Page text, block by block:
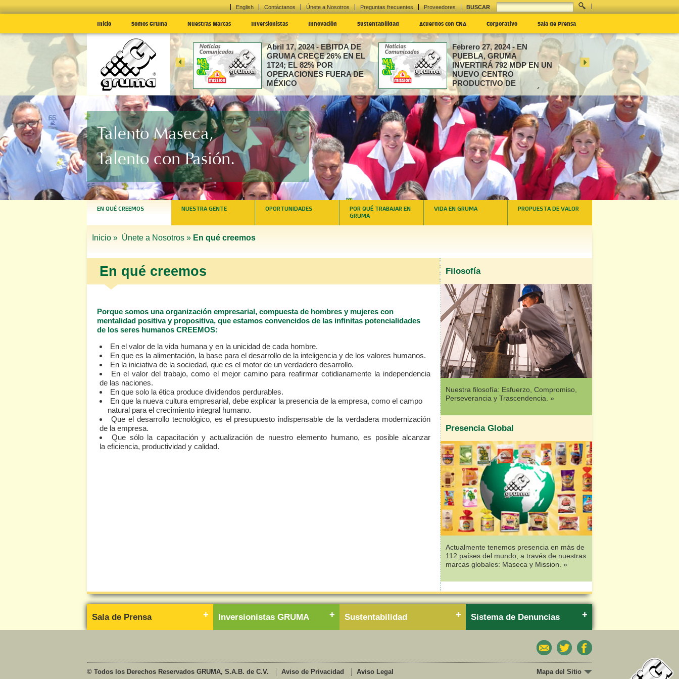
English Contáctanos Únete a Nosotros Preguntas frecuentes Proveedores BUSCAR
Inicio Somos Gruma Nuestras Marcas Inversionistas Innovación Sustentabilidad Acuerdos con CNA Corporativo Sala de Prensa
Abril 17, 2024 - EBITDA DE
GRUMA CRECE 26% EN EL
1T24; EL 82% POR
OPERACIONES FUERA DE
MÉXICO
EBITDA DE GRUMA CRECE 26%
EN EL 1T24; EL 82% POR OPERACIONES FUERA DE
MÉXICO
... »
Febrero 27, 2024 - EN
PUEBLA, GRUMA
INVERTIRÁ 792 MDP EN UN
NUEVO CENTRO
PRODUCTIVO DE
BOTANAS Y AMPLIACIÓN
DE SU PLANTA MISSION
EN PUEBLA, GRUMA INVERTIRÁ $792 MDP EN UN
NUEVO CENTRO PRODUCTIVO DE... »
Talento Maseca,
Talento con Pasión.
EN QUÉ CREEMOS NUESTRA GENTE OPORTUNIDADES
POR QUÉ TRABAJAR EN
GRUMA
VIDA EN GRUMA PROPUESTA DE VALOR
Inicio » Únete a Nosotros » En qué creemos
En qué creemos
Porque somos una organización empresarial, compuesta de hombres y mujeres con
mentalidad positiva y propositiva, que estamos convencidos de las infinitas potencialidades
de los seres humanos CREEMOS:
En el valor de la vida humana y en la unicidad de cada hombre.
En que es la alimentación, la base para el desarrollo de la inteligencia y de los valores humanos.
En la iniciativa de la sociedad, que es el motor de un verdadero desarrollo.
En el valor del trabajo, como el mejor camino para reafirmar cotidianamente la independencia
de las naciones.
En que solo la ética produce dividendos perdurables.
En que la nueva cultura empresarial, debe explicar la presencia de la empresa, como el campo
natural para el crecimiento integral humano.
Que el desarrollo tecnológico, es el presupuesto indispensable de la verdadera modernización
de la empresa.
Que sólo la capacitación y actualización de nuestro elemento humano, es posible alcanzar
la eficiencia, productividad y calidad.
Filosofía
Nuestra filosofía: Esfuerzo, Compromiso,
Perseverancia y Trascendencia. »
Presencia Global
Actualmente tenemos presencia en más de
112 países del mundo, a través de nuestras
marcas globales: Maseca y Mission. »
Sala de Prensa Inversionistas GRUMA Sustentabilidad Sistema de Denuncias
© Todos los Derechos Reservados GRUMA, S.A.B. de C.V. Aviso de Privacidad Aviso Legal Mapa del Sitio